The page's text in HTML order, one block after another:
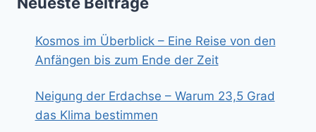
Kosmos im Überblick – Eine Reise von den
Anfängen bis zum Ende der Zeit
Neigung der Erdachse – Warum 23,5 Grad
das Klima bestimmen